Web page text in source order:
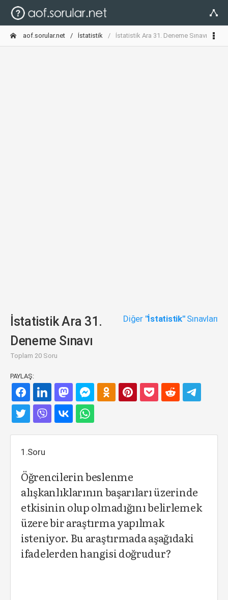
aof.sorular.net İstatistik İstatistik Ara 31. Deneme Sınavı
İstatistik Ara 31.
Deneme Sınavı
Toplam 20 Soru
Diğer "İstatistik"Sınavları
PAYLAŞ:
1.Soru
Öğrencilerin beslenme
alışkanlıklarının başarıları üzerinde
etkisinin olup olmadığını belirlemek
üzere bir araştırma yapılmak
isteniyor. Bu araştırmada aşağıdaki
ifadelerden hangisi doğrudur?